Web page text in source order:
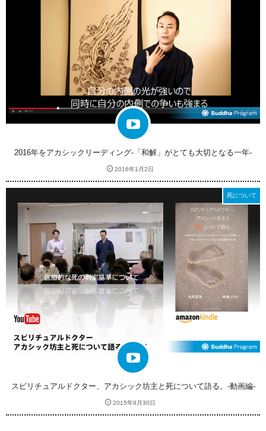
2016年をアカシックリーディング-「和解」がとても大切となる一年-
2016年1月2日
スピリチュアルドクター、アカシック坊主と死について語る。-動画編-
2015年9月30日
死について